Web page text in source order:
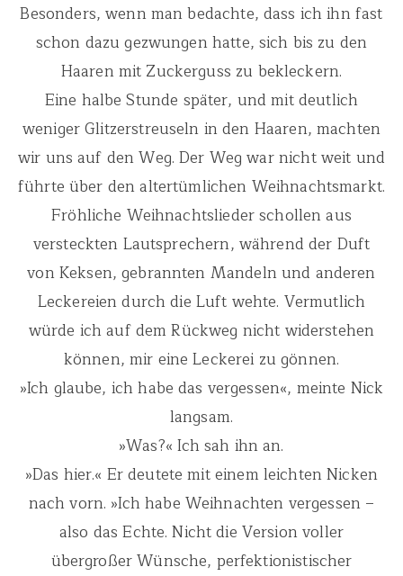
Besonders, wenn man bedachte, dass ich ihn fast
schon dazu gezwungen hatte, sich bis zu den
Haaren mit Zuckerguss zu bekleckern.
Eine halbe Stunde später, und mit deutlich
weniger Glitzerstreuseln in den Haaren, machten
wir uns auf den Weg. Der Weg war nicht weit und
führte über den altertümlichen Weihnachtsmarkt.
Fröhliche Weihnachtslieder schollen aus
versteckten Lautsprechern, während der Duft
von Keksen, gebrannten Mandeln und anderen
Leckereien durch die Luft wehte. Vermutlich
würde ich auf dem Rückweg nicht widerstehen
können, mir eine Leckerei zu gönnen.
»Ich glaube, ich habe das vergessen«, meinte Nick
langsam.
»Was?« Ich sah ihn an.
»Das hier.« Er deutete mit einem leichten Nicken
nach vorn. »Ich habe Weihnachten vergessen –
also das Echte. Nicht die Version voller
übergroßer Wünsche, perfektionistischer